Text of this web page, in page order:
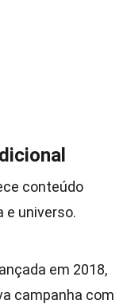
conteúdo
e universo.
em 2018,
campanha com